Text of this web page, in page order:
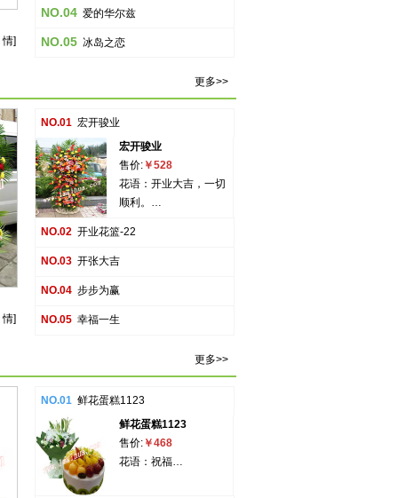
情]
NO.04 爱的华尔兹
NO.05 冰岛之恋
更多>>
情]
NO.01 宏开骏业
宏开骏业
售价:￥528
花语：开业大吉，一切
顺利。…
NO.02 开业花篮-22
NO.03 开张大吉
NO.04 步步为赢
NO.05 幸福一生
更多>>
NO.01 鲜花蛋糕1123
鲜花蛋糕1123
售价:￥468
花语：祝福…